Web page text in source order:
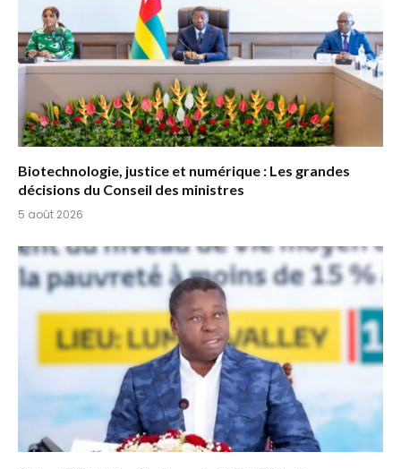
Biotechnologie, justice et numérique : Les grandes
décisions du Conseil des ministres
5 août 2026